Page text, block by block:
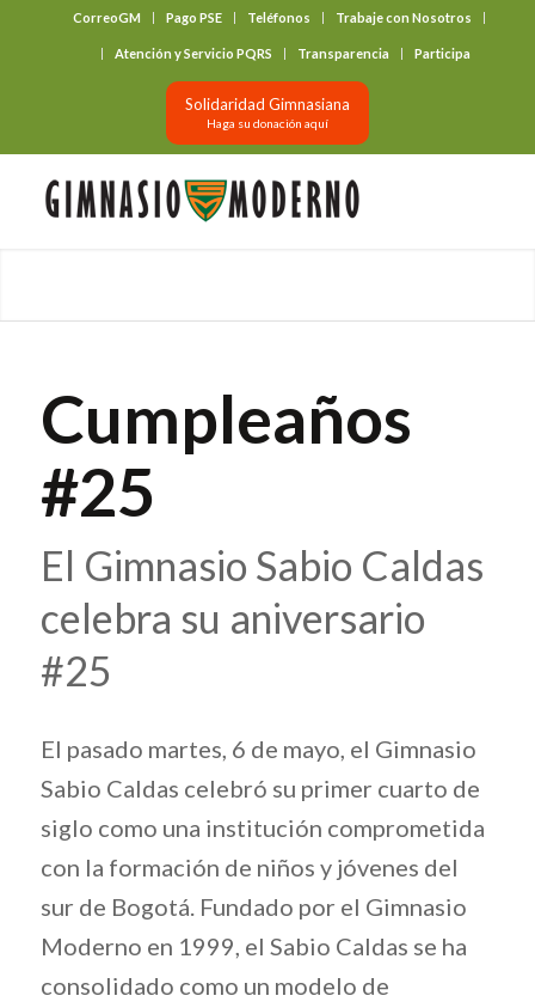
CorreoGM Pago PSE Teléfonos Trabaje con Nosotros
Atención y Servicio PQRS Transparencia Participa
Solidaridad Gimnasiana
Haga su donación aquí
Cumpleaños
#25
El Gimnasio Sabio Caldas
celebra su aniversario
#25
El pasado martes, 6 de mayo, el Gimnasio
Sabio Caldas celebró su primer cuarto de
siglo como una institución comprometida
con la formación de niños y jóvenes del
sur de Bogotá. Fundado por el Gimnasio
Moderno en 1999, el Sabio Caldas se ha
consolidado como un modelo de